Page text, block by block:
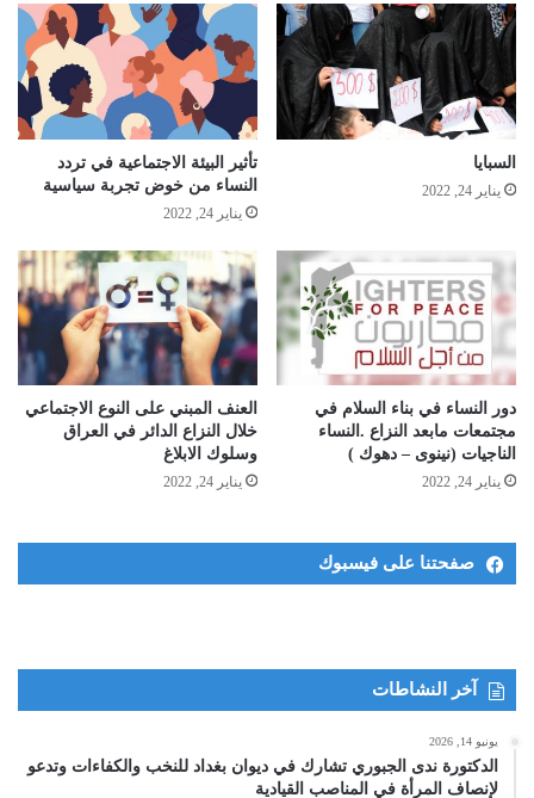
السبايا
يناير 24, 2022
تأثير البيئة الاجتماعية في تردد
النساء من خوض تجربة سياسية
يناير 24, 2022
دور النساء في بناء السلام في
مجتمعات مابعد النزاع .النساء
الناجيات (نينوى – دهوك )
يناير 24, 2022
العنف المبني على النوع الاجتماعي
خلال النزاع الدائر في العراق
وسلوك الابلاغ
يناير 24, 2022
صفحتنا على فيسبوك
آخر النشاطات
يونيو 14, 2026
الدكتورة ندى الجبوري تشارك في ديوان بغداد للنخب والكفاءات وتدعو
لإنصاف المرأة في المناصب القيادية